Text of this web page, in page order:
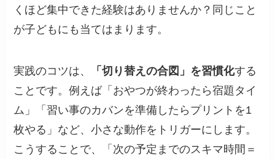
くほど集中できた経験はありませんか？同じこと
が子どもにも当てはまります。
実践のコツは、 「切り替えの合図」を習慣化する
ことです。例えば「おやつが終わったら宿題タイ
ム」「習い事のカバンを準備したらプリントを1
枚やる」など、小さな動作をトリガーにします。
こうすることで、「次の予定までのスキマ時間＝